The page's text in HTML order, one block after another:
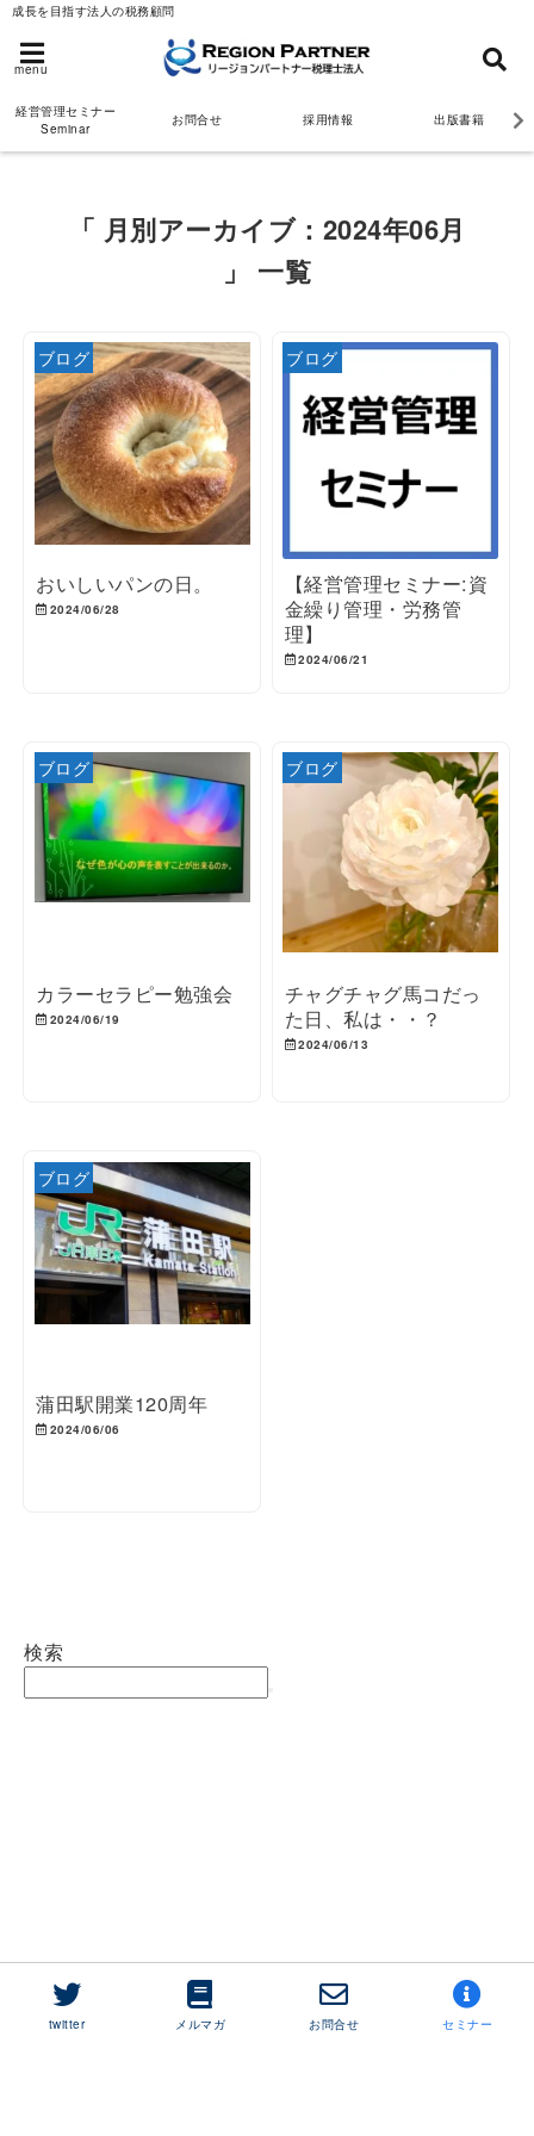
成長を目指す法人の税務顧問
menu
経営管理セミナー
Seminar
お問合せ 採用情報 出版書籍
「 月別アーカイブ：2024年06月
」 一覧
ブログ
おいしいパンの日。
2024/06/28
ブログ
【経営管理セミナー:資
金繰り管理・労務管
理】
2024/06/21
ブログ
カラーセラピー勉強会
2024/06/19
ブログ
チャグチャグ馬コだっ
た日、私は・・？
2024/06/13
ブログ
蒲田駅開業120周年
2024/06/06
検索
twitter メルマガ お問合せ セミナー